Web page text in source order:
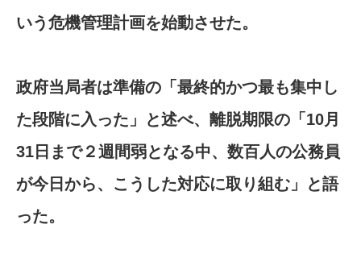
いう危機管理計画を始動させた。
政府当局者は準備の「最終的かつ最も集中し
た段階に入った」と述べ、離脱期限の「10月
31日まで２週間弱となる中、数百人の公務員
が今日から、こうした対応に取り組む」と語
った。